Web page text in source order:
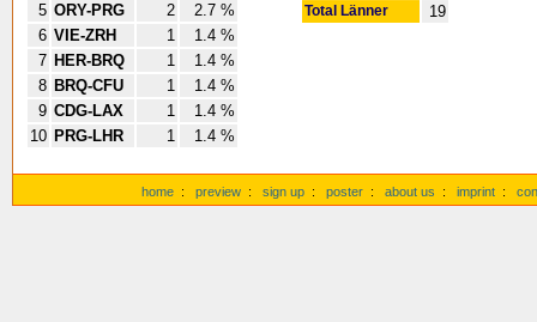
5 ORY-PRG 2
2.7 %
6 VIE-ZRH 1
1.4 %
7 HER-BRQ 1
1.4 %
8 BRQ-CFU 1
1.4 %
9 CDG-LAX 1
1.4 %
10 PRG-LHR 1 1.4 %
Total Länner 19
home : preview : sign up : poster : about us : imprint :